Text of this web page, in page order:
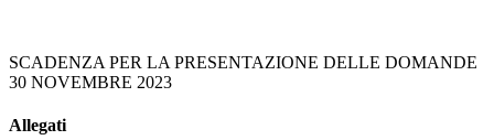
SCADENZA PER LA PRESENTAZIONE DELLE DOMANDE
30 NOVEMBRE 2023
Allegati